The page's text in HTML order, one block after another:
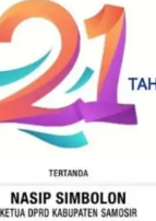
di lingkungan
langsung
dapat
situasi sosial,
hal yang dapat
wilayah,
Kemerdekaan RI
berbagai
warga.‎‎Dengan
potensi gangguan